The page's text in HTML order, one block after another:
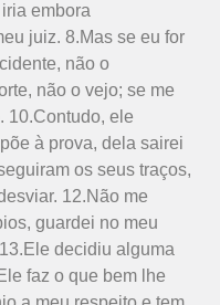
embora
juiz. 8.Mas se eu for
não o
não o vejo; se me
10.Contudo, ele
à prova, dela sairei
os seus traços,
12.Não me
guardei no meu
decidiu alguma
faz o que bem lhe